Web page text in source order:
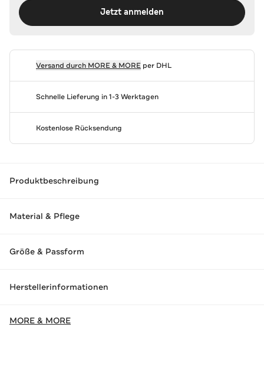
Jetzt anmelden
Versand durch MORE & MOREper DHL
Schnelle Lieferung in 1-3 Werktagen
Kostenlose Rücksendung
Produktbeschreibung
Material & Pflege
Größe & Passform
Herstellerinformationen
MORE & MORE